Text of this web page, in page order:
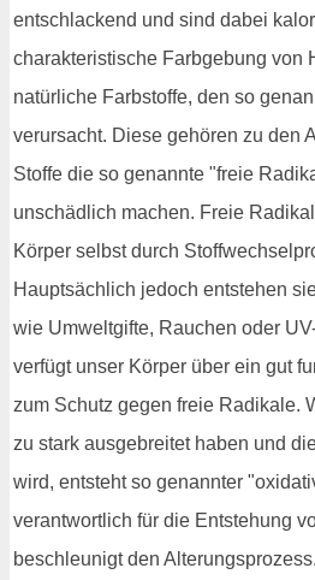
entschlackend und sind dabei
charakteristische Farbgebung von
natürliche Farbstoffe, den so
verursacht. Diese gehören zu den
Stoffe die so genannte "freie
unschädlich machen. Freie
Körper selbst durch
Hauptsächlich jedoch entstehen
wie Umweltgifte, Rauchen oder
verfügt unser Körper über ein gut
zum Schutz gegen freie Radikale.
zu stark ausgebreitet haben und
wird, entsteht so genannter
verantwortlich für die Entstehung
beschleunigt den Alterungsprozess.